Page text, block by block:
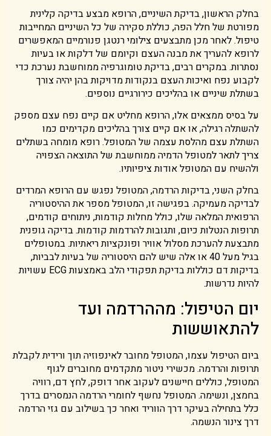
בחלק הראשון, בדיקת השיניים, הרופא מבצע בדיקה קלינית
מפורטת של חלל הפה, כוללת סקירה של כל השיניים המחייבות
טיפול. לאחר מכן מתבצעים צילומי רנטגן פנורמיים המאפשרים
לרופא להעריך את מבנה העצם וקיומם של דלקות או בעיות
נסתרות. במקרים רבים, בדיקת טומוגרפיה ממוחשבת נערכת כדי
לקבוע נפח ואיכות העצם בנקודות מדויקות בהן יהיה צורך
בשתלת שיניים או בהליכים כירורגיים נוספים.
על בסיס ממצאים אלו, הרופא מחליט אם קיים נפח עצם מספק
להשתלה רגילה, או אם קיים צורך בהליכים מקדימים כמו
השתלת עצם מהלסת עצמה של המטופל. רופא מומחה בשתלים
צריך לתאר למטופל הדמיה ממוחשבת של התוצאה הצפויה
ולהשיח עם המטופל אודות ציפיותיו.
בחלק השני, בדיקות הרדמה, המטופל נפגש עם הרופא המרדים
לבדיקה מעמיקה. בפגישה זו, המטופל מספר את ההיסטוריה
הרפואית המלאה שלו, כולל מחלות קודמות, ניתוחים קודמים,
תרופות הנטלות כיום, ותגובות להרדמות קודמות. בדיקה גופנית
מתבצעת להערכת מסלול אוויר ופונקציות ריאתיות. במטופלים
בגיל מעל 40 או אלה שיש להם היסטוריה של בעיות לבביות,
בדיקות דם כוללות בדיקת תפקודי הלב באמצעות ECG עשויות
להיות נדרשות.
יום הטיפול: מההרדמה ועד
להתאוששות
ביום הטיפול עצמו, המטופל מחובר לאינפוזיה תוך ורידית לקבלת
תרופות והרדמה. מכשירי ניטור מתקדמים מחוברים לגוף
המטופל, כוללים חיישנים לעקוב אחר דופק, לחץ דם, רוויה
בחמצן, ונשימה. המטופל נחשף לחומרי הרדמה הנמסרים בדרך
כלל בתחילה בעיקר דרך הווריד ואחר כך בשילוב עם גזי הרדמה
דרך צינור הנשמה.